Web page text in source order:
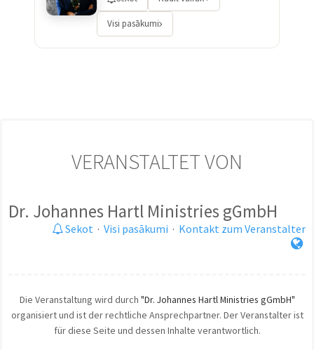
Visi pasākumi
VERANSTALTET VON
Dr. Johannes Hartl Ministries gGmbH
Sekot · Visi pasākumi · Kontakt zum Veranstalter
Die Veranstaltung wird durch "Dr. Johannes Hartl Ministries gGmbH"
organisiert und ist der rechtliche Ansprechpartner. Der Veranstalter ist
für diese Seite und dessen Inhalte verantwortlich.